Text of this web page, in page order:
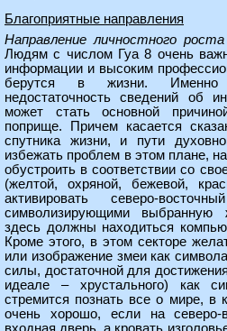
Благоприятные направления
Направление личностного
Людям с числом Гуа 8 очень
информации и высоким
берутся в жизни. Именно
недостаточность сведений об
может стать основной
поприще. Причем касается
спутника жизни, и пути
избежать проблем в этом плане,
обустроить в соответствии со
(желтой, охряной, бежевой,
активировать северо-
символизирующими
здесь должны находиться
Кроме этого, в этом секторе
или изображение змеи как
силы, достаточной для
идеале – хрустального) как
стремится познать все о мире, в
очень хорошо, если на северо-